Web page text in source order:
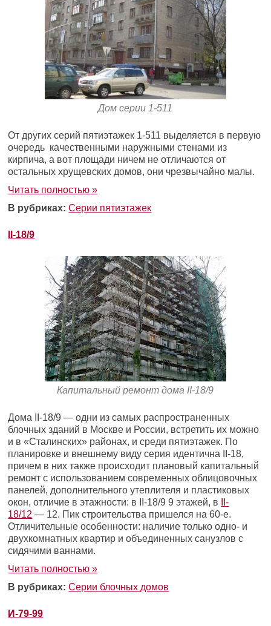
Дом серии 1-511
От других серий пятиэтажек 1-511 выделяется в первую
очередь качественными наружными стенами из
кирпича, а вот площади ничем не отличаются от
остальных хрущевских домов, они чрезвычайно малы.
Читать полностью »
В рубриках: Серии пятиэтажек
II-18/9
Капитальный ремонт дома II-18/9
Дома II-18/9 — одни из самых распространенных
блочных зданий в Москве и России, встретить их можно
и в «Сталинских» районах, и среди пятиэтажек. По
планировке и внешнему виду серия идентична II-18,
причем в них также происходит плановый капитальный
ремонт с использованием современных облицовочных
панелей, дополнительного утеплителя и пластиковых
окон, отличие в этажности: в II-18/9 9 этажей, в
II-
18/12 — 12. Пик строительства пришелся на 60-е.
Отличительные особенности: наличие только одно- и
двухкомнатных квартир и объединенных санузлов с
сидячими ваннами.
Читать полностью »
В рубриках: Серии блочных домов
И-79-99